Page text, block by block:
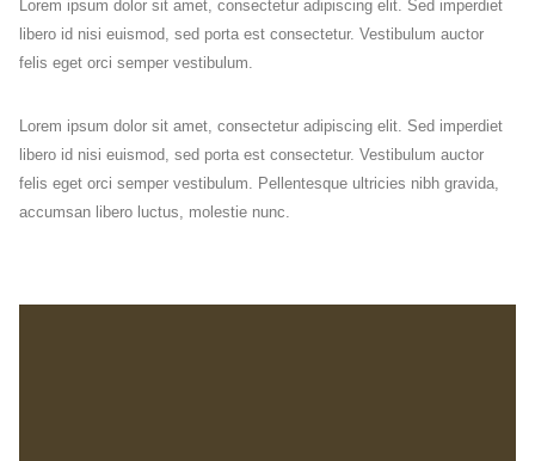
Lorem ipsum dolor sit amet, consectetur adipiscing elit. Sed imperdiet
libero id nisi euismod, sed porta est consectetur. Vestibulum auctor
felis eget orci semper vestibulum.
Lorem ipsum dolor sit amet, consectetur adipiscing elit. Sed imperdiet
libero id nisi euismod, sed porta est consectetur. Vestibulum auctor
felis eget orci semper vestibulum. Pellentesque ultricies nibh gravida,
accumsan libero luctus, molestie nunc.